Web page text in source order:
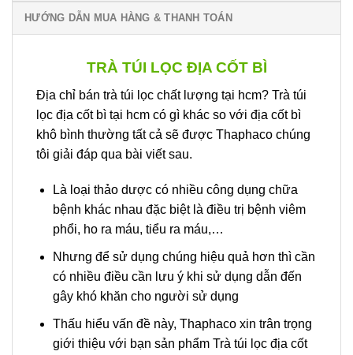
HƯỚNG DẪN MUA HÀNG & THANH TOÁN
TRÀ TÚI LỌC ĐỊA CỐT BÌ
Địa chỉ bán trà túi lọc chất lượng tại hcm? Trà túi
lọc địa cốt bì tại hcm có gì khác so với địa cốt bì
khô bình thường tất cả sẽ được Thaphaco chúng
tôi giải đáp qua bài viết sau.
Là loại thảo dược có nhiều công dụng chữa
bệnh khác nhau đặc biệt là điều trị bệnh viêm
phổi, ho ra máu, tiểu ra máu,…
Nhưng để sử dụng chúng hiệu quả hơn thì cần
có nhiều điều cần lưu ý khi sử dụng dẫn đến
gây khó khăn cho người sử dụng
Thấu hiểu vấn đề này, Thaphaco xin trân trọng
giới thiệu với bạn sản phẩm Trà túi lọc địa cốt